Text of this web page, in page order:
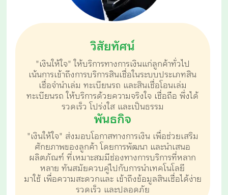
วิสัยทัศน์
"เงินให้ใจ" ให้บริการทางการเงินแก่ลูกค้าทั่วไป
เน้นการเข้าถึงการบริการสินเชื่อในระบบประเภทสิน
เชื่อจำนำเล่ม ทะเบียนรถ และสินเชื่อโอนเล่ม
ทะเบียนรถ ให้บริการด้วยความจริงใจ เชื่อถือ พึ่งได้
รวดเร็ว โปร่งใส และเป็นธรรม
พันธกิจ
"เงินให้ใจ" ส่งมอบโอกาสทางการเงิน เพื่อช่วยเสริม
ศักยภาพของลูกค้า โดยการพัฒนา และนำเสนอ
ผลิตภัณฑ์ ที่เหมาะสมมีช่องทางการบริการที่หลาก
หลาย ทันสมัยควบคู่ไปกับการนำเทคโนโลยี
มาใช้ เพื่อความสะดวกและเข้าถึงข้อมูลสินเชื่อได้ง่าย
รวดเร็ว และปลอดภัย